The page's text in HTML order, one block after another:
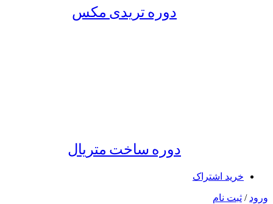
دوره تریدی مکس
دوره ساخت متریال
خرید اشتراک
ورود / ثبت نام